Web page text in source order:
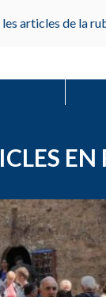
articles de la